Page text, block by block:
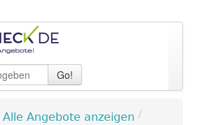
Go!
Alle Angebote anzeigen /